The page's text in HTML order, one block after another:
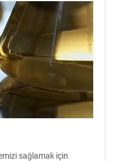
sağlamak için